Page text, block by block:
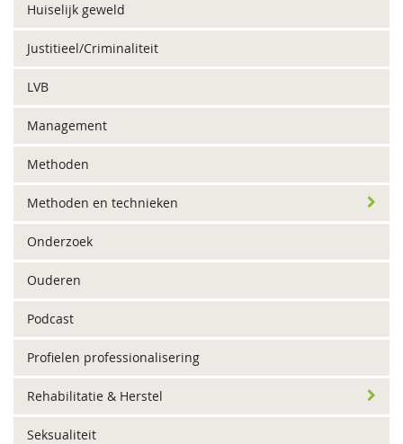
Huiselijk geweld
Justitieel/Criminaliteit
LVB
Management
Methoden
Methoden en technieken
Onderzoek
Ouderen
Podcast
Profielen professionalisering
Rehabilitatie & Herstel
Seksualiteit